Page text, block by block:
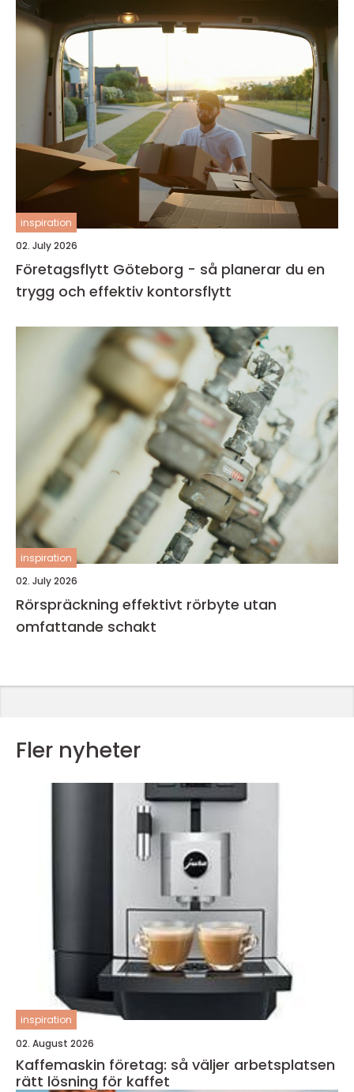
inspiration
02. July 2026
Företagsflytt Göteborg - så planerar du en
trygg och effektiv kontorsflytt
inspiration
02. July 2026
Rörspräckning effektivt rörbyte utan
omfattande schakt
Fler nyheter
inspiration
02. August 2026
Kaffemaskin företag: så väljer arbetsplatsen
rätt lösning för kaffet